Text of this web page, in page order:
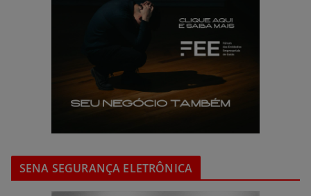
SENA SEGURANÇA ELETRÔNICA